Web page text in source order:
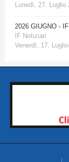
Lunedì, 27. Luglio
2026 GIUGNO -
IF Notiziari
Venerdì, 17.